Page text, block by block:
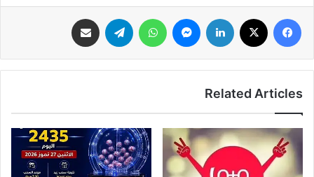
فيسبوك لينكدإن ماسنجر واتساب تيلقرام
Related Articles